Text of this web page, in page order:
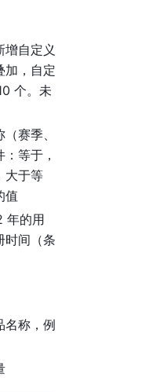
增自定义
加，自定
个。未
赛季、
等于，
大于等
值
年的用
时间（条
名称，例